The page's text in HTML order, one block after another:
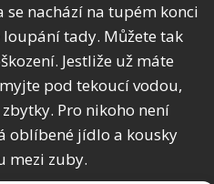
nachází na tupém konci
tady. Můžete tak
Jestliže už máte
pod tekoucí vodou,
Pro nikoho není
oblíbené jídlo a kousky
mezi zuby.